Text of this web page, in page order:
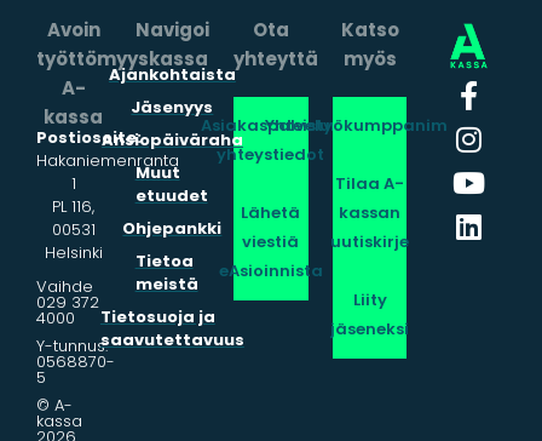
Avoin
työttömyyskassa
A-
kassa
Postiosoite:
Hakaniemenranta
1
PL 116,
00531
Helsinki
Vaihde
029 372
4000
Y-tunnus:
0568870-
5
© A-
kassa
Ota
yhteyttä
Asiakaspalvelun
yhteystiedot
Lähetä
viestiä
eAsioinnista
Navigoi
Ajankohtaista
Jäsenyys
Ansiopäiväraha
Muut
etuudet
Ohjepankki
Tietoa
meistä
Tietosuoja ja
saavutettavuus
Katso
myös
Yhteistyökumppanimme
Tilaa A-
kassan
uutiskirje
Liity
jäseneksi